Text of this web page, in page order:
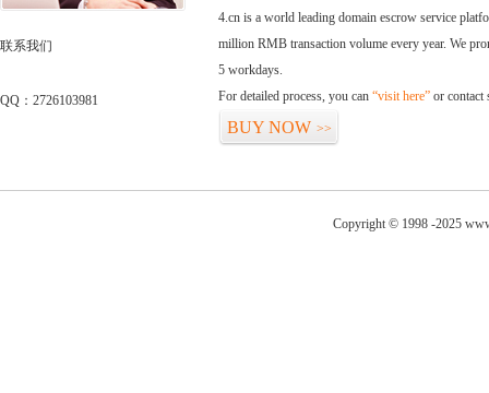
联系我们
QQ：2726103981
4.cn is a world leading domain escrow service
million RMB transaction volume every year. We
5 workdays.
For detailed process, you can “visit here” or contact
BUY NOW >>
Copyright © 1998 -2025